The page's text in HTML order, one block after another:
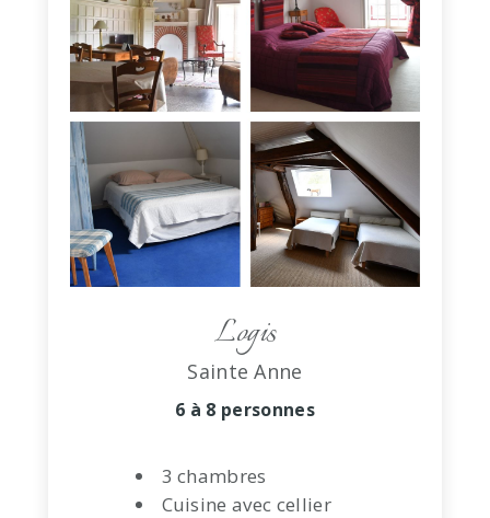
Logis
Sainte Anne
6 à 8 personnes
3 chambres
Cuisine avec cellier